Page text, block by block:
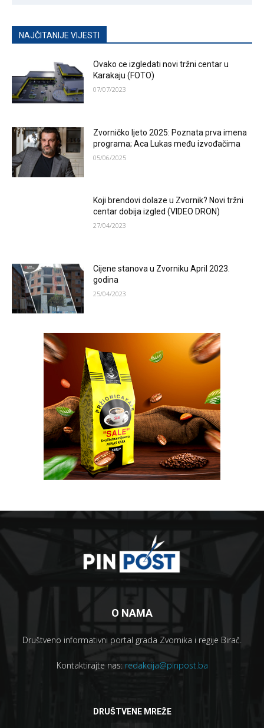
NAJČITANIJE VIJESTI
Ovako ce izgledati novi tržni centar u
Karakaju (FOTO)
07/07/2023
Zvorničko ljeto 2025: Poznata prva imena
programa; Aca Lukas među izvođačima
05/06/2025
Koji brendovi dolaze u Zvornik? Novi tržni
centar dobija izgled (VIDEO DRON)
27/04/2023
Cijene stanova u Zvorniku April 2023.
godina
25/04/2023
O NAMA
Društveno informativni portal grada Zvornika i regije Birač.
Kontaktirajte nas: redakcija@pinpost.ba
DRUŠTVENE MREŽE